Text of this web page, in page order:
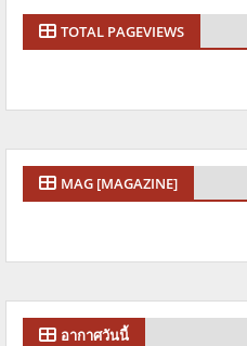
TOTAL PAGEVIEWS
MAG [MAGAZINE]
อากาศวันนี้